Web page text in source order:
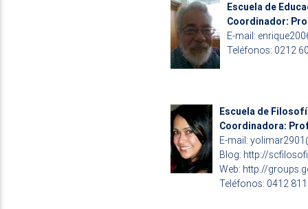
Escuela de
Coordinador:
E-mail:
Teléfonos: 0212
Escuela de
Coordinadora:
E-mail:
Blog: http://
Web: http.//
Teléfonos: 0412